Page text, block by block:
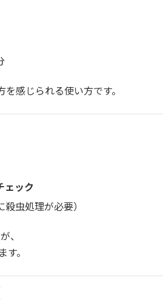
感じられる使い方です。
ェック
殺虫処理が必要）
、
。